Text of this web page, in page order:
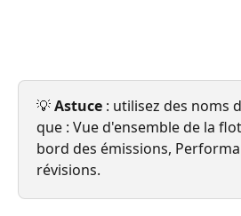
💡 Astuce : utilisez des noms
que : Vue d'ensemble de la
bord des émissions,
révisions.